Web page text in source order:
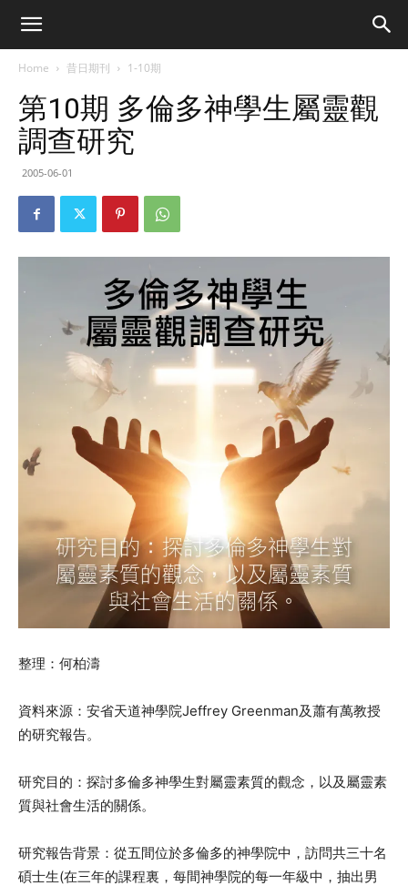
Home 昔日期刊 1-10期
第10期 多倫多神學生屬靈觀
調查研究
2005-06-01
整理：何柏濤
資料來源：安省天道神學院Jeffrey Greenman及蕭有萬教授
的研究報告。
研究目的：探討多倫多神學生對屬靈素質的觀念，以及屬靈素
質與社會生活的關係。
研究報告背景：從五間位於多倫多的神學院中，訪問共三十名
碩士生(在三年的課程裏，每間神學院的每一年級中，抽出男